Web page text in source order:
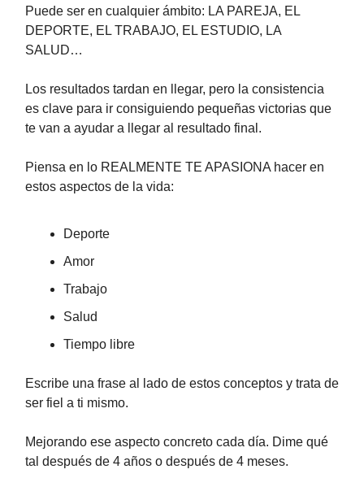
Puede ser en cualquier ámbito: LA PAREJA, EL
DEPORTE, EL TRABAJO, EL ESTUDIO, LA
SALUD…
Los resultados tardan en llegar, pero la consistencia
es clave para ir consiguiendo pequeñas victorias que
te van a ayudar a llegar al resultado final.
Piensa en lo REALMENTE TE APASIONA hacer en
estos aspectos de la vida:
Deporte
Amor
Trabajo
Salud
Tiempo libre
Escribe una frase al lado de estos conceptos y trata de
ser fiel a ti mismo.
Mejorando ese aspecto concreto cada día. Dime qué
tal después de 4 años o después de 4 meses.